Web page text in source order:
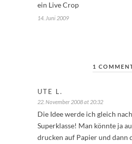
ein Live Crop
14. Juni 2009
1
UTE L.
22. November 2008 at 20:32
Die Idee werde ich gleich
Superklasse! Man könnte ja
drucken auf Papier und dann